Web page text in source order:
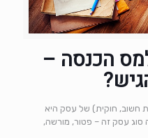
הכנסה –
חשוב, חוקית) של עסק היא
סוג עסק זה – פטור, מורשה,